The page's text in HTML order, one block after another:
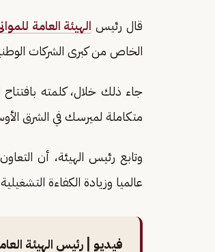
قال رئيس الهيئة العامة
الخاص من كبرى الشركات الوطنية
جاء ذلك خلال، كلمته بافتتاح
متكاملة لميرسك في الشرق
وتابع رئيس الهيئة، أن
عالميا وزيادة الكفاءة
فيديو | رئيس الهيئة